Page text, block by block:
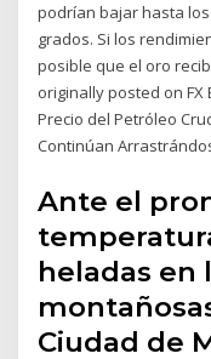
podrían bajar hasta
grados. Si los
posible que el oro
originally posted on FX
Precio del Petróleo
Continúan
Ante el
heladas en
Ciudad de